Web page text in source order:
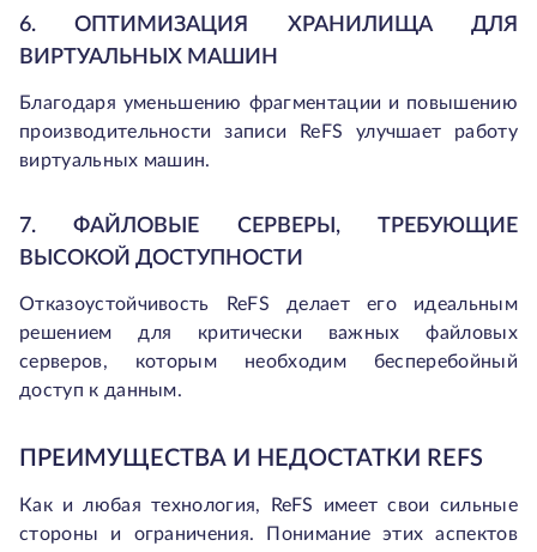
6. ОПТИМИЗАЦИЯ ХРАНИЛИЩА ДЛЯ
ВИРТУАЛЬНЫХ МАШИН
Благодаря уменьшению фрагментации и повышению
производительности записи ReFS улучшает работу
виртуальных машин.
7. ФАЙЛОВЫЕ СЕРВЕРЫ, ТРЕБУЮЩИЕ
ВЫСОКОЙ ДОСТУПНОСТИ
Отказоустойчивость ReFS делает его идеальным
решением для критически важных файловых
серверов, которым необходим бесперебойный
доступ к данным.
ПРЕИМУЩЕСТВА И НЕДОСТАТКИ REFS
Как и любая технология, ReFS имеет свои сильные
стороны и ограничения. Понимание этих аспектов